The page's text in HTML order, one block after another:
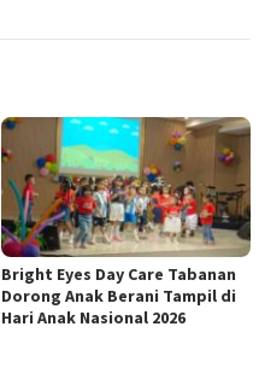
Bright Eyes Day Care Tabanan
Dorong Anak Berani Tampil di
Hari Anak Nasional 2026